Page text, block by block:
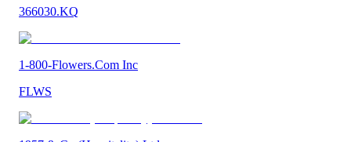
366030.KQ
1-800-Flowers.Com Inc
FLWS